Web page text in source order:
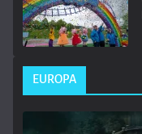
EUROPA